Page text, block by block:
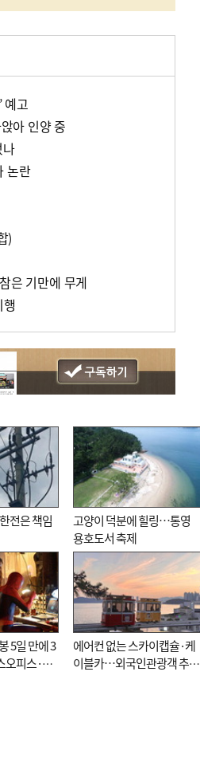
예고
아 인양 중
논란
)
은 기만에 무게
전은 책임
고양이 덕분에 힐링…통영
용호도서 축제
5일 만에 3
오피스·예
에어컨 없는 스카이캡슐·케
이블카…외국인관광객 추억